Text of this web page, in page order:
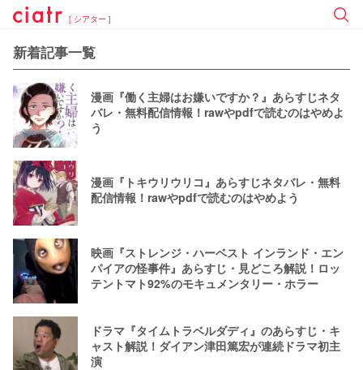
[ シアター ]
新着記事一覧
漫画『働く主婦はお嫌いですか？』あらすじネタ
バレ・無料配信情報！rawやpdfで読むのはやめよ
う
漫画『トキウリウリコ』あらすじネタバレ・無料
配信情報！rawやpdfで読むのはやめよう
映画『ストレンジ・ハーベスト インランド・エン
パイアの怪事件』あらすじ・見どころ解説！ロッ
テントマト92%のモキュメンタリー・ホラー
ドラマ『タイムトラベルダディ』のあらすじ・キ
ャスト解説！ダイアン津田篤宏が連続ドラマ初主
演